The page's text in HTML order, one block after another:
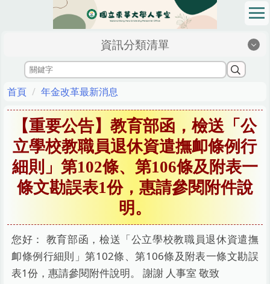
區
資訊分類清單
首頁 年金改革最新消息
【重要公告】教育部函，檢送「公
立學校教職員退休資遣撫卹條例行
細則」第102條、第106條及附表一
條文勘誤表1份，惠請參閱附件說
明。
您好： 教育部函，檢送「公立學校教職員退休資遣撫
卹條例行細則」第102條、第106條及附表一條文勘誤
表1份，惠請參閱附件說明。 謝謝 人事室 敬致